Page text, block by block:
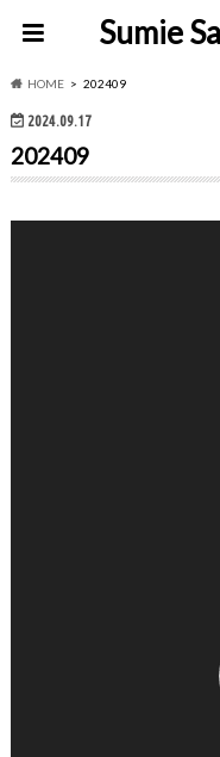
Sumie
HOME 202409
2024.09.17
202409